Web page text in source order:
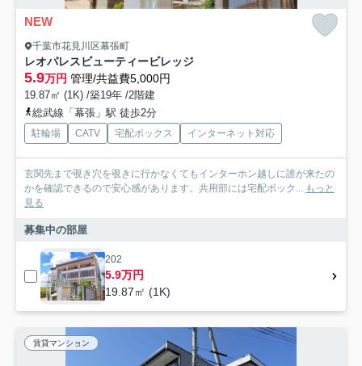
NEW
千葉市花見川区幕張町
レオパレスビューティービレッジ
5.9万円 管理/共益費5,000円
19.87㎡ (1K) /築19年 /2階建
総武線「幕張」駅 徒歩2分
駐輪場 CATV 宅配ボックス インターネット対応
玄関先まで覗き穴を覗きに行かなくてもインターホン越しに誰が来たの
かを確認できるので安心感があります。共用部には宅配ボック... もっと
見る
募集中の部屋
202
5.9万円
19.87㎡ (1K)
賃貸マンション